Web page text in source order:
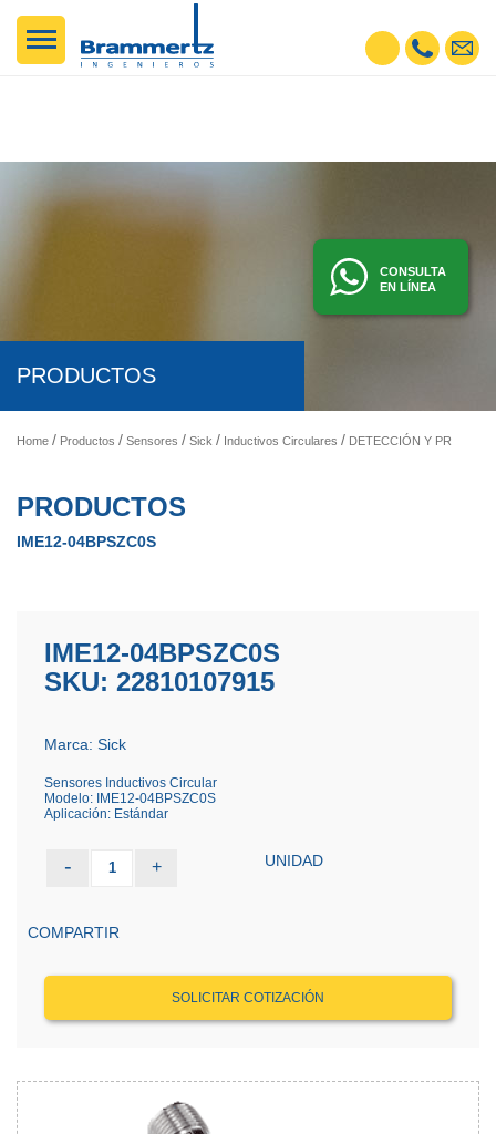
CONSULTA
EN LÍNEA
PRODUCTOS
Home Productos Sensores Sick Inductivos Circulares DETECCIÓN Y PRESENCIA - SENSORES FOTOELÉCTRICOS, INDUCTIVOS, ETC
PRODUCTOS
IME12-04BPSZC0S
IME12-04BPSZC0S
SKU: 22810107915
Marca: Sick
Sensores Inductivos Circular
Modelo: IME12-04BPSZC0S
Aplicación: Estándar
- 1 + UNIDAD
COMPARTIR
SOLICITAR COTIZACIÓN